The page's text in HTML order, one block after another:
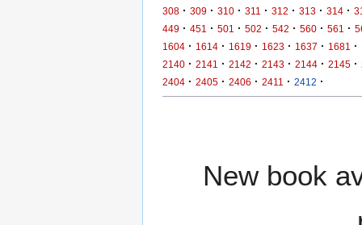
308 · 309 · 310 · 311 · 312 · 313 · 314 ·
449 · 451 · 501 · 502 · 542 · 560 · 561 ·
1604 · 1614 · 1619 · 1623 · 1637 · 1681 ·
2140 · 2141 · 2142 · 2143 · 2144 · 2145 ·
2404 · 2405 · 2406 · 2411 · 2412 ·
New book